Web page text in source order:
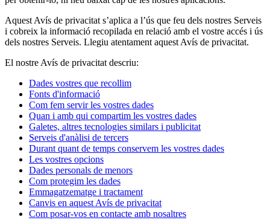
Square Terminal
Square Stand
Square Kiosk
Square Reader
Accesoris
Equips i paquets
Hardware
Recursos
Centre d'aplicacions
Blog
Aquest Avís de privacitat s’aplica a l’ús que feu dels nostres Serveis
i cobreix la informació recopilada en relació amb el vostre accés i ús
dels nostres Serveis. Llegiu atentament aquest Avís de privacitat.
El nostre Avís de privacitat descriu:
Dades vostres que recollim
Fonts d'informació
Com fem servir les vostres dades
Quan i amb qui compartim les vostres dades
Galetes, altres tecnologies similars i publicitat
Serveis d'anàlisi de tercers
Durant quant de temps conservem les vostres dades
Les vostres opcions
Dades personals de menors
Com protegim les dades
Emmagatzematge i tractament
Canvis en aquest Avís de privacitat
Com posar-vos en contacte amb nosaltres